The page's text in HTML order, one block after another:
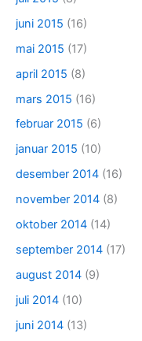
juni 2015 (16)
mai 2015 (17)
april 2015 (8)
mars 2015 (16)
februar 2015 (6)
januar 2015 (10)
desember 2014 (16)
november 2014 (8)
oktober 2014 (14)
september 2014 (17)
august 2014 (9)
juli 2014 (10)
juni 2014 (13)